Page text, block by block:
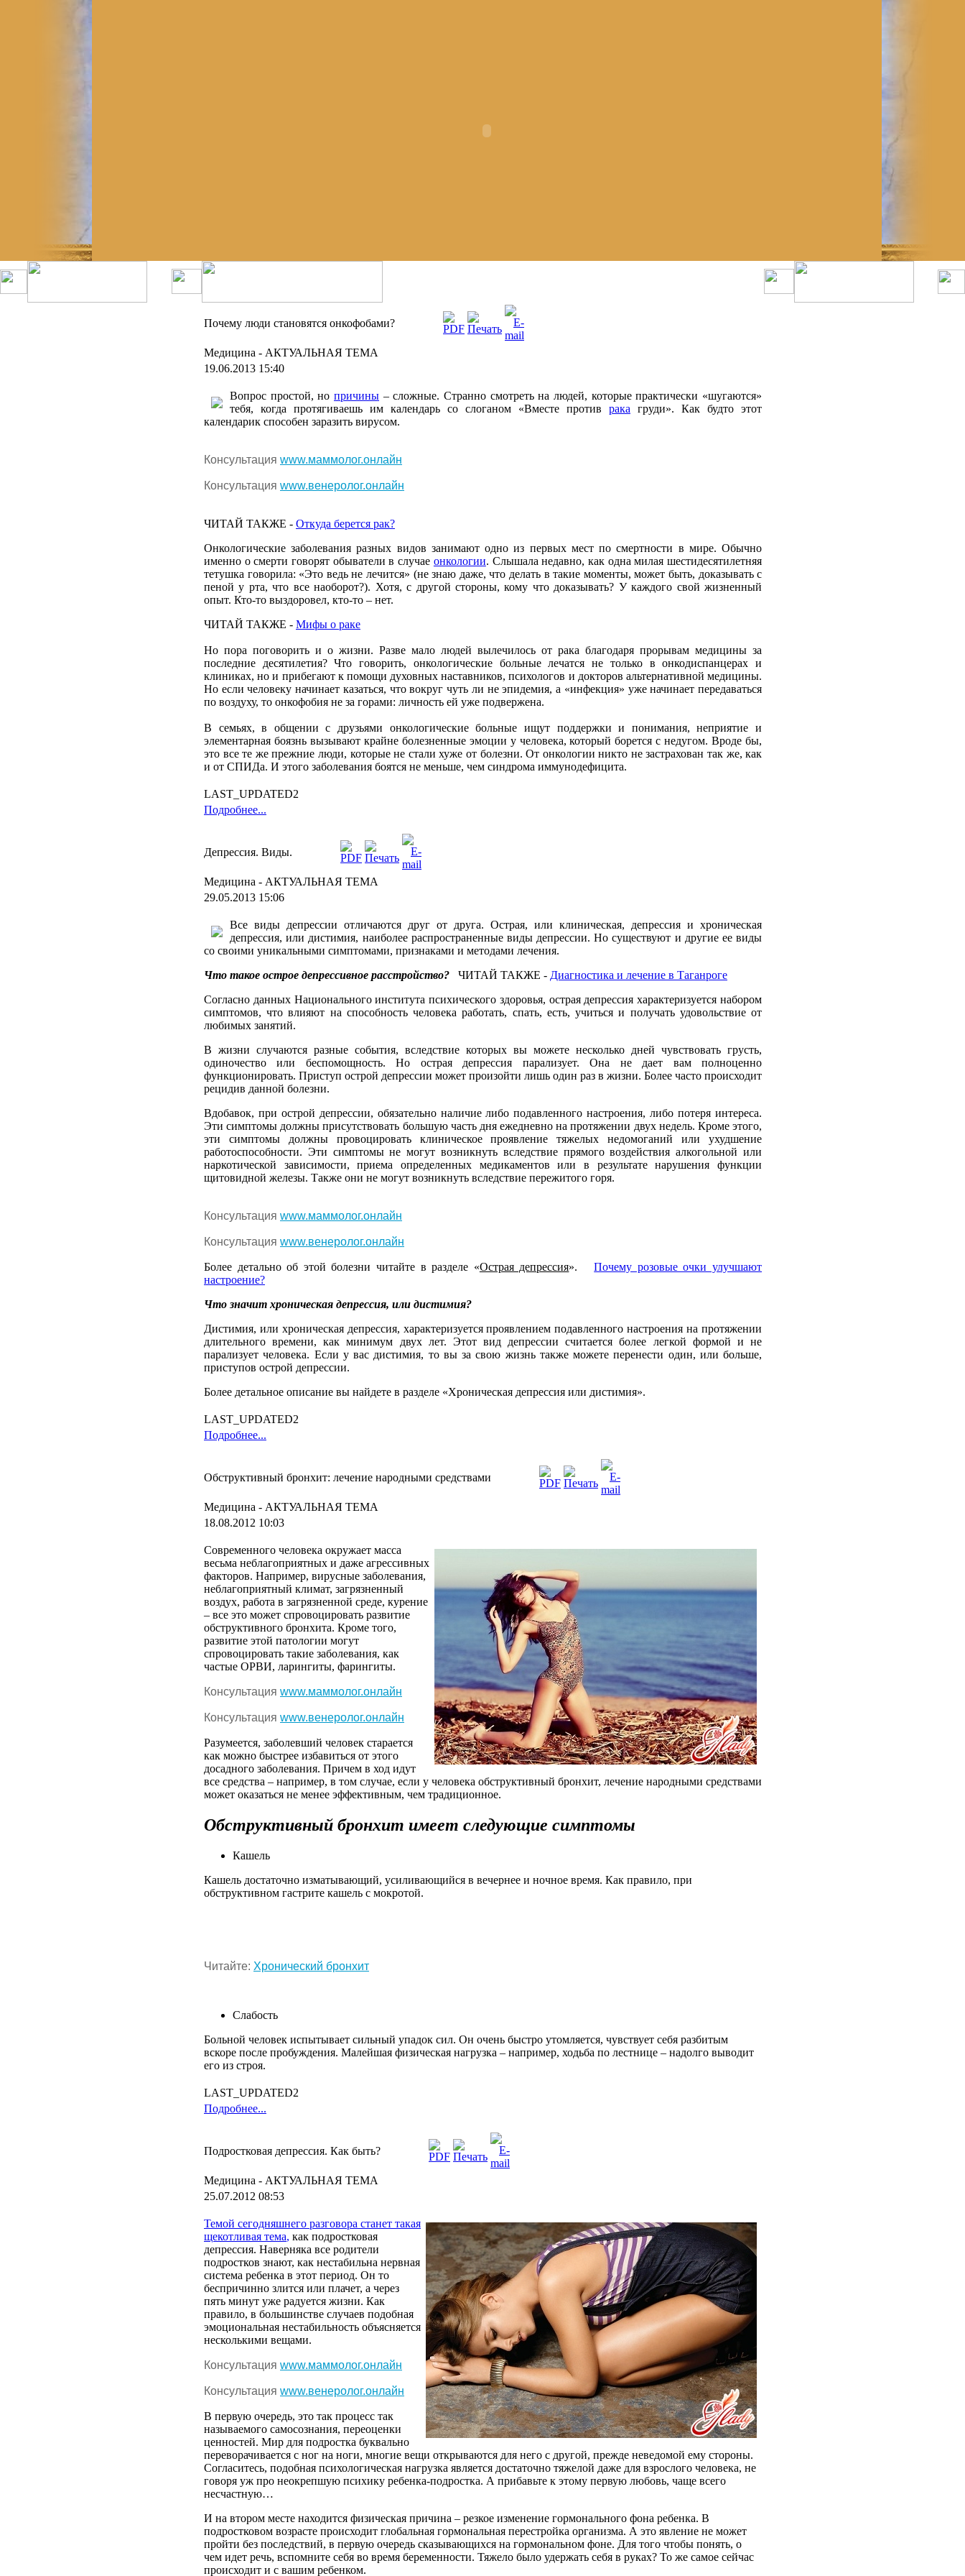
Почему люди становятся онкофобами?
Медицина - АКТУАЛЬНАЯ ТЕМА
19.06.2013 15:40
Вопрос простой,но причины –сложные.Странно смотреть на людей, которые практически «шугаются»
тебя, когда протягиваешь им календарь со слоганом «Вместе против рака груди». Как будто этот
календарик способен заразить вирусом.
Консультация www.маммолог.онлайн
Консультация www.венеролог.онлайн
ЧИТАЙ ТАКЖЕ - Откуда берется рак?
Онкологические заболевания разных видов занимают одно из первых мест по смертности в мире.Обычно
именно осмерти говорят обыватели вслучае онкологии. Слышала недавно, как одна милая шестидесятилетняя
тетушка говорила: «Это ведь не лечится» (не знаю даже, что делатьвтакие моменты,может быть, доказыватьс
пеной у рта, что всенаоборот?). Хотя, с другой стороны,кому что доказывать? Укаждого свой жизненный
опыт. Кто-то выздоровел, кто-то – нет.
ЧИТАЙ ТАКЖЕ - Мифы о раке
Но пора поговорить и о жизни. Разве мало людей вылечилось от рака благодаря прорывам медицины за
последние
десятилетия? Чтоговорить, онкологические больные лечатся не тольковонкодиспанцерах и
клиниках,но и прибегаютк помощи духовных наставников,психологов и докторов альтернативной медицины.
Но если человеку начинает казаться, чтовокруг чуть ли не эпидемия, а «инфекция» уженачинает передаваться
по воздуху, то онкофобия не за горами: личность ей уже подвержена.
В семьях, в общении с друзьями онкологические больные ищут поддержки и понимания,неприятие и
элементарная боязнь вызывают крайне болезненные эмоции у человека,который борется снедугом.Вроде бы,
это всете же прежние люди, которые не стали хуже от болезни.От онкологии никто не застрахован так же, как
и от СПИДа. И этого заболевания боятся не меньше, чем синдрома иммунодефицита.
LAST_UPDATED2
Подробнее...
Депрессия. Виды.
Медицина - АКТУАЛЬНАЯ ТЕМА
29.05.2013 15:06
Все виды депрессии отличаются друг от друга. Острая, или клиническая, депрессия и хроническая
депрессия, или дистимия, наиболее распространенные виды депрессии.Но существуют и другие ее виды
со своими уникальными симптомами, признаками и методами лечения.
Что такое острое депрессивное расстройство? ЧИТАЙ ТАКЖЕ - Диагностика и лечение в Таганроге
Согласно данных Национального института психического здоровья, острая депрессия характеризуется набором
симптомов, что влияют на способность человека работать, спать, есть, учиться и получать удовольствие от
любимых занятий.
В жизни случаются разные события, вследствие которых вы можете несколько дней чувствовать грусть,
одиночество или беспомощность. Но острая депрессия парализует. Она не дает вам полноценно
функционировать. Приступ острой депрессии может произойти лишь один раз в жизни. Более часто происходит
рецидив данной болезни.
Вдобавок, при острой депрессии, обязательно наличие либо подавленного настроения, либо потеря интереса.
Эти симптомы должны присутствовать большую часть дня ежедневно на протяжении двух недель. Кроме этого,
эти симптомы должны провоцировать клиническое проявление тяжелых недомоганий или ухудшение
работоспособности. Эти симптомы не могут возникнуть вследствие прямого воздействия алкогольной или
наркотической зависимости, приема определенных медикаментов или в результате нарушения функции
щитовидной железы. Также они не могут возникнуть вследствие пережитого горя.
Консультация www.маммолог.онлайн
Консультация www.венеролог.онлайн
Более детально об этой болезни читайте в разделе «Острая депрессия».Почему розовые очки улучшают
настроение?
Что значит хроническая депрессия, или дистимия?
Дистимия, или хроническая депрессия, характеризуется проявлением подавленного настроения на протяжении
длительного времени, как минимум двух лет. Этот вид депрессии считается более легкой формой и не
парализует человека. Если у вас дистимия, то вы за свою жизнь также можете перенести один, или больше,
приступов острой депрессии.
Более детальное описание вы найдете в разделе «Хроническая депрессия или дистимия».
LAST_UPDATED2
Подробнее...
Обструктивный бронхит: лечение народными средствами
Медицина - АКТУАЛЬНАЯ ТЕМА
18.08.2012 10:03
Современного человека окружает масса
весьма неблагоприятных и даже агрессивных
факторов. Например, вирусные заболевания,
неблагоприятный климат, загрязненный
воздух, работа в загрязненной среде, курение
– все это может спровоцировать развитие
обструктивного бронхита. Кроме того,
развитие этой патологии могут
спровоцировать такие заболевания, как
частые ОРВИ, ларингиты, фарингиты.
Консультация www.маммолог.онлайн
Консультация www.венеролог.онлайн
Разумеется, заболевший человек старается
как можно быстрее избавиться от этого
досадного заболевания. Причем в ход идут
все средства – например, в том случае, если у человека обструктивный бронхит, лечение народными средствами
может оказаться не менее эффективным, чем традиционное.
Обструктивный бронхит имеет следующие симптомы
Кашель
Кашель достаточно изматывающий, усиливающийся в вечернее и ночное время. Как правило, при
обструктивном гастрите кашель с мокротой.
Читайте: Хронический бронхит
Слабость
Больной человек испытывает сильный упадок сил. Он очень быстро утомляется, чувствует себя разбитым
вскоре после пробуждения. Малейшая физическая нагрузка – например, ходьба по лестнице – надолго выводит
его из строя.
LAST_UPDATED2
Подробнее...
Подростковая депрессия. Как быть?
Медицина - АКТУАЛЬНАЯ ТЕМА
25.07.2012 08:53
Темой сегодняшнего разговора станет такая
щекотливая тема, как подростковая
депрессия. Наверняка все родители
подростков знают, как нестабильна нервная
система ребенка в этот период. Он то
беспричинно злится или плачет, а через
пять минут уже радуется жизни. Как
правило, в большинстве случаев подобная
эмоциональная нестабильность объясняется
несколькими вещами.
Консультация www.маммолог.онлайн
Консультация www.венеролог.онлайн
В первую очередь, это так процесс так
называемого самосознания, переоценки
ценностей. Мир для подростка буквально
переворачивается с ног на ноги, многие вещи открываются для него с другой, прежде неведомой ему стороны.
Согласитесь, подобная психологическая нагрузка является достаточно тяжелой даже для взрослого человека, не
говоря уж про неокрепшую психику ребенка-подростка. А прибавьте к этому первую любовь, чаще всего
несчастную…
И на втором месте находится физическая причина – резкое изменение гормонального фона ребенка. В
подростковом возрасте происходит глобальная гормональная перестройка организма. А это явление не может
пройти без последствий, в первую очередь сказывающихся на гормональном фоне. Для того чтобы понять, о
чем идет речь, вспомните себя во время беременности. Тяжело было удержать себя в руках? То же самое сейчас
происходит и с вашим ребенком.